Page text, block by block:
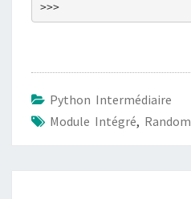
>>>
Python Intermédiaire
Module Intégré, Random